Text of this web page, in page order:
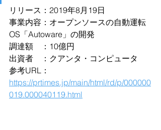
リリース：2019年8月19日
事業内容：オープンソースの自動運転
OS「Autoware」の開発
調達額　：10億円
出資者　：クアンタ・コンピュータ
参考URL：
https://prtimes.jp/main/html/rd/p/000000
019.000040119.html